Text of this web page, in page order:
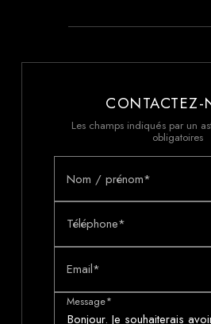
CONTACTEZ-
Les champs indiqués par un
obligatoires
Nom / prénom*
Téléphone*
Email*
Message*